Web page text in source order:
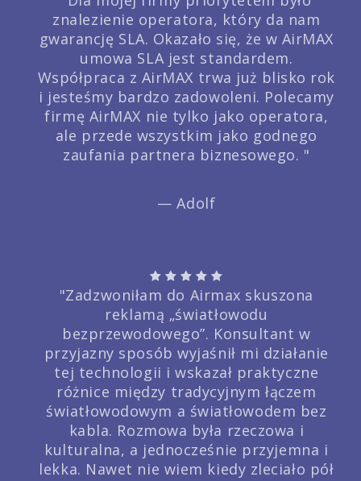
znalezienie operatora, który da nam
gwarancję SLA. Okazało się, że w AirMAX
umowa SLA jest standardem.
Współpraca z AirMAX trwa już blisko rok
i jesteśmy bardzo zadowoleni. Polecamy
firmę AirMAX nie tylko jako operatora,
ale przede wszystkim jako godnego
zaufania partnera biznesowego. "
— Adolf
"Zadzwoniłam do Airmax skuszona
reklamą „światłowodu
bezprzewodowego”. Konsultant w
przyjazny sposób wyjaśnił mi działanie
tej technologii i wskazał praktyczne
różnice między tradycyjnym łączem
światłowodowym a światłowodem bez
kabla. Rozmowa była rzeczowa i
kulturalna, a jednocześnie przyjemna i
lekka. Nawet nie wiem kiedy zleciało pół